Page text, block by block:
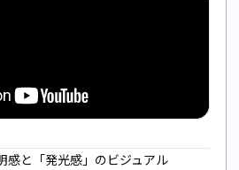
と「発光感」のビジュアル